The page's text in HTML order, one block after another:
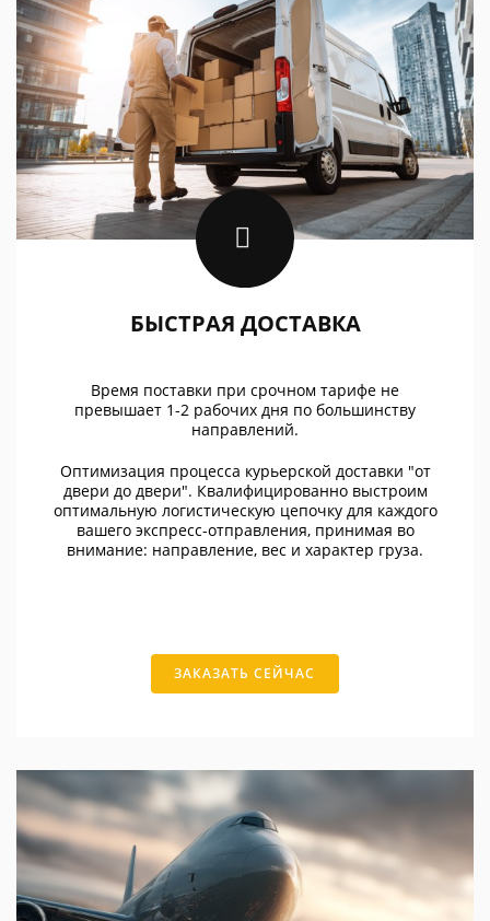
БЫСТРАЯ ДОСТАВКА
Время поставки при срочном тарифе не
превышает 1-2 рабочих дня по большинству
направлений.
Оптимизация процесса курьерской доставки "от
двери до двери". Квалифицированно выстроим
оптимальную логистическую цепочку для каждого
вашего экспресс-отправления, принимая во
внимание: направление, вес и характер груза.
ЗАКАЗАТЬ СЕЙЧАС